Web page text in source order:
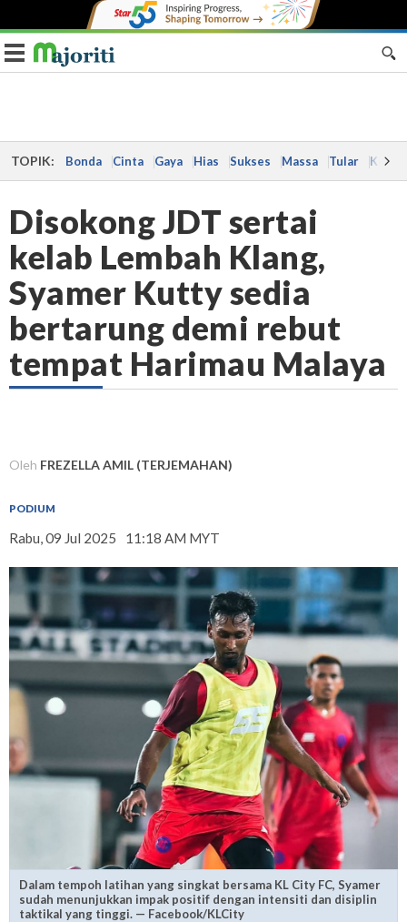
Toggle navigation
TOPIK: Bonda Cinta Gaya Hias Sukses Massa Tular Kes
Disokong JDT sertai
kelab Lembah Klang,
Syamer Kutty sedia
bertarung demi rebut
tempat Harimau Malaya
Oleh FREZELLA AMIL (TERJEMAHAN)
PODIUM
Rabu, 09 Jul 2025 11:18 AM MYT
Dalam tempoh latihan yang singkat bersama KL City FC, Syamer
sudah menunjukkan impak positif dengan intensiti dan disiplin
taktikal yang tinggi. — Facebook/KLCity